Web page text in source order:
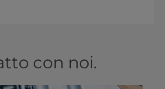
con noi.